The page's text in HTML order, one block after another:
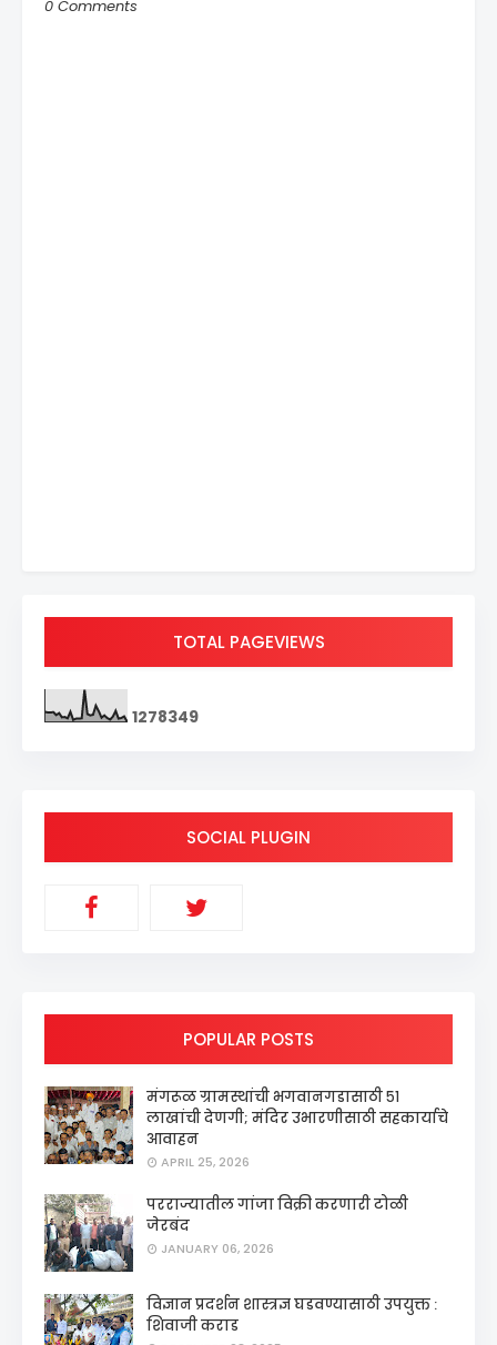
0 Comments
TOTAL PAGEVIEWS
1278349
SOCIAL PLUGIN
POPULAR POSTS
मंगरूळ ग्रामस्थांची भगवानगडासाठी ५१
लाखांची देणगी; मंदिर उभारणीसाठी सहकार्याचे
आवाहन
APRIL 25, 2026
परराज्यातील गांजा विक्री करणारी टोळी
जेरबंद
JANUARY 06, 2026
विज्ञान प्रदर्शन शास्त्रज्ञ घडवण्यासाठी उपयुक्त :
शिवाजी कराड